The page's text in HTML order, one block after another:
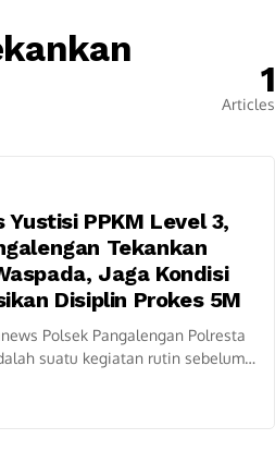
1
Articles
PPKM Level 3,
Tekankan
Jaga Kondisi
Disiplin Prokes 5M
Polsek Pangalengan Polresta
suatu kegiatan rutin sebelum